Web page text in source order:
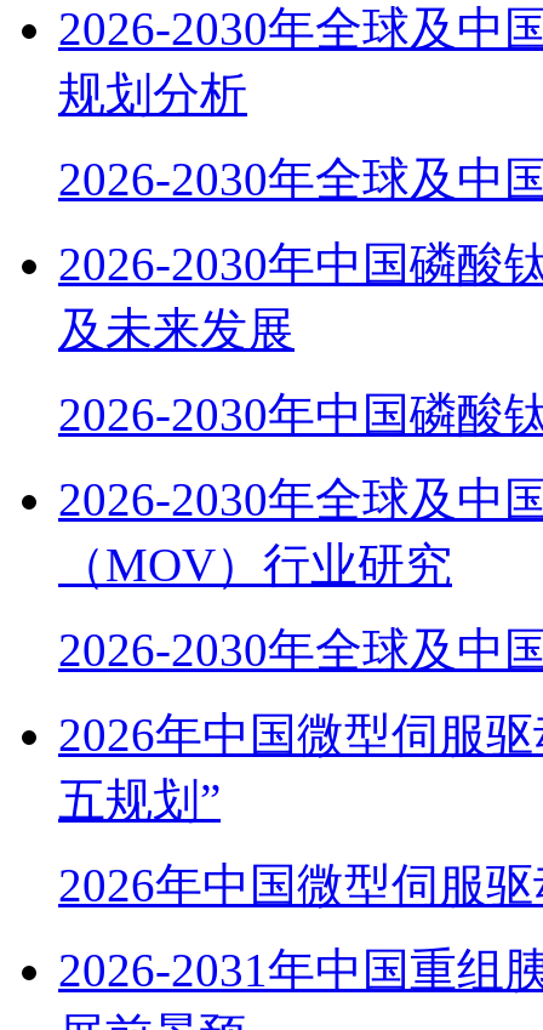
2026-2030年全球及中
规划分析
2026-2030年全球及中
2026-2030年中国磷酸
及未来发展
2026-2030年中国磷酸
2026-2030年全球及中
（MOV）行业研究
2026-2030年全球及中
2026年中国微型伺服
五规划”
2026年中国微型伺服
2026-2031年中国重组